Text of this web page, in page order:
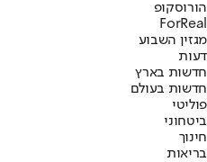
הורוסקופ
ForReal
מגזין השבוע
דעות
חדשות בארץ
חדשות בעולם
פוליטי
ביטחוני
חינוך
בריאות